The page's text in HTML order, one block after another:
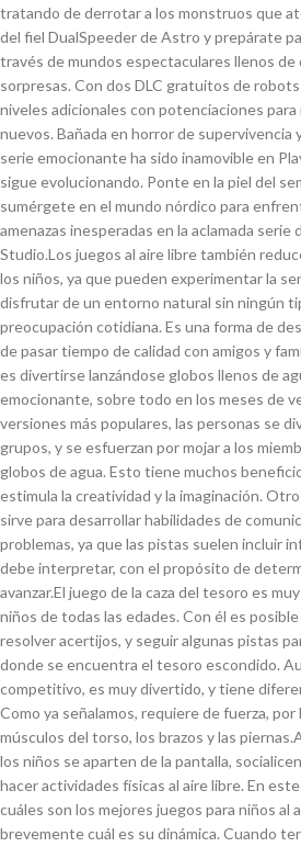
tratando de derrotar a los monstruos que
del fiel DualSpeeder de Astro y prepárate
través de mundos espectaculares llenos
sorpresas. Con dos DLC gratuitos de
niveles adicionales con potenciaciones
nuevos. Bañada en horror de supervivencia
serie emocionante ha sido inamovible en
sigue evolucionando. Ponte en la piel del
sumérgete en el mundo nórdico para
amenazas inesperadas en la aclamada serie
Studio.Los juegos al aire libre también
los niños, ya que pueden experimentar la
disfrutar de un entorno natural sin ningún
preocupación cotidiana. Es una forma de
de pasar tiempo de calidad con amigos y
es divertirse lanzándose globos llenos de
emocionante, sobre todo en los meses de
versiones más populares, las personas se
grupos, y se esfuerzan por mojar a los
globos de agua. Esto tiene muchos
estimula la creatividad y la imaginación.
sirve para desarrollar habilidades de
problemas, ya que las pistas suelen incluir
debe interpretar, con el propósito de
avanzar.El juego de la caza del tesoro es
niños de todas las edades. Con él es
resolver acertijos, y seguir algunas pistas
donde se encuentra el tesoro escondido.
competitivo, es muy divertido, y tiene
Como ya señalamos, requiere de fuerza,
músculos del torso, los brazos y las
los niños se aparten de la pantalla,
hacer actividades físicas al aire libre. En
cuáles son los mejores juegos para niños al
brevemente cuál es su dinámica. Cuando